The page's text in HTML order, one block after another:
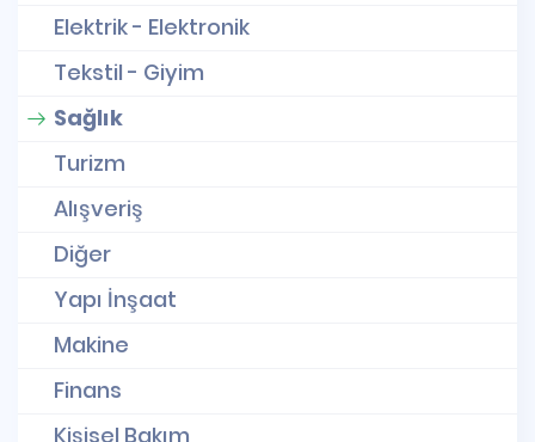
Elektrik - Elektronik
Tekstil - Giyim
Sağlık
Turizm
Alışveriş
Diğer
Yapı İnşaat
Makine
Finans
Kişisel Bakım